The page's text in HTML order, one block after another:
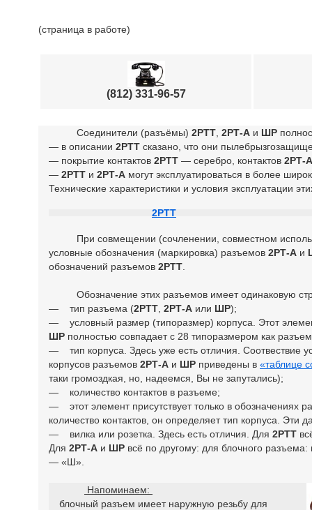
(страница в работе)
(812) 331-96-57
Соединители (разъёмы) 2РТТ, 2РТ-А и ШР
— в описании 2РТТ сказано, что они
— покрытие контактов 2РТТ — серебро, контактов 2РТ-А
— 2РТТ и 2РТ-А могут эксплуатироваться в более
Технические характеристики и условия эксплуатации
2РТТ
При совмещении (сочленении, совместном
условные обозначения (маркировка) разъемов 2РТ-А и
обозначений разъемов 2РТТ
Обозначение этих разъемов имеет одинаковую
— тип разъема (2РТТ 2РТ-А или ШР);
— условный размер (типоразмер) корпуса. Этот
ШР полностью совпадает с 28 типоразмером как
— тип корпуса. Здесь уже есть отличия. Соотвествие
корпусов разъемов 2РТ-А и ШР приведены в «таблице
таки громоздкая, но, надеемся, Вы не запутались);
— количество контактов в разъеме;
— этот элемент присутствует только в обозначениях
количество контактов, он определяет тип корпуса. Эти
— вилка или розетка. Здесь есть отличия. Для 2РТТ
Для 2РТ-А и ШР всё по другому: для блочного
— «Ш».
Напоминаем:
блочный разъем имеет наружную резьбу для